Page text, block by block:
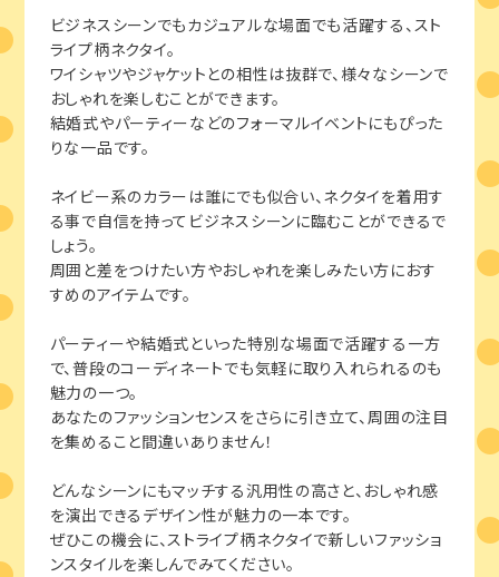
ビジネスシーンでもカジュアルな場面でも活躍する、スト
ライプ柄ネクタイ。
ワイシャツやジャケットとの相性は抜群で、様々なシーンで
おしゃれを楽しむことができます。
結婚式やパーティーなどのフォーマルイベントにもぴった
りな一品です。
ネイビー系のカラーは誰にでも似合い、ネクタイを着用す
る事で自信を持ってビジネスシーンに臨むことができるで
しょう。
周囲と差をつけたい方やおしゃれを楽しみたい方におす
すめのアイテムです。
パーティーや結婚式といった特別な場面で活躍する一方
で、普段のコーディネートでも気軽に取り入れられるのも
魅力の一つ。
あなたのファッションセンスをさらに引き立て、周囲の注目
を集めること間違いありません！
どんなシーンにもマッチする汎用性の高さと、おしゃれ感
を演出できるデザイン性が魅力の一本です。
ぜひこの機会に、ストライプ柄ネクタイで新しいファッショ
ンスタイルを楽しんでみてください。